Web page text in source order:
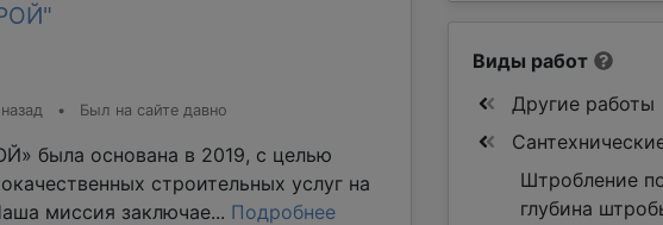
• Был на сайте давно
была основана в 2019, с целью
строительных услуг на
миссия заключае... Подробнее
Виды работ
Другие работы
Штробление
глубина